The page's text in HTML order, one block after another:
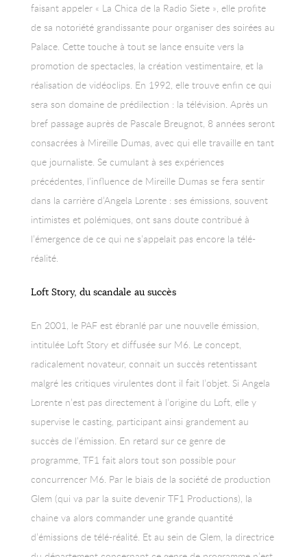
faisant appeler « La Chica de la Radio Siete », elle profite
de sa notoriété grandissante pour organiser des soirées au
Palace. Cette touche à tout se lance ensuite vers la
promotion de spectacles, la création vestimentaire, et la
réalisation de vidéoclips. En 1992, elle trouve enfin ce qui
sera son domaine de prédilection : la télévision. Après un
bref passage auprès de Pascale Breugnot, 8 années seront
consacrées à Mireille Dumas, avec qui elle travaille en tant
que journaliste. Se cumulant à ses expériences
précédentes, l’influence de Mireille Dumas se fera sentir
dans la carrière d’Angela Lorente : ses émissions, souvent
intimistes et polémiques, ont sans doute contribué à
l’émergence de ce qui ne s’appelait pas encore la télé-
réalité.
Loft Story, du scandale au succès
En 2001, le PAF est ébranlé par une nouvelle émission,
intitulée Loft Story et diffusée sur M6. Le concept,
radicalement novateur, connait un succès retentissant
malgré les critiques virulentes dont il fait l’objet. Si Angela
Lorente n’est pas directement à l’origine du Loft, elle y
supervise le casting, participant ainsi grandement au
succès de l’émission. En retard sur ce genre de
programme, TF1 fait alors tout son possible pour
concurrencer M6. Par le biais de la société de production
Glem (qui va par la suite devenir TF1 Productions), la
chaine va alors commander une grande quantité
d’émissions de télé-réalité. Et au sein de Glem, la directrice